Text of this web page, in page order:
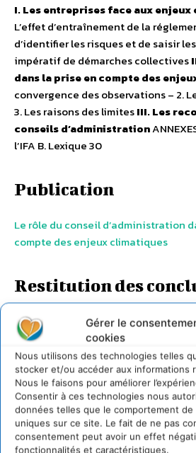
Gérer le
cookies
Nous utilisons des technologies telles
stocker et/ou accéder aux informations
Nous le faisons pour améliorer
Consentir à ces technologies nous
données telles que le comportement de
uniques sur ce site. Le fait de ne pas
consentement peut avoir un effet
fonctionnalités et caractéristiques.
I. Les entreprises face aux
L’effet d’entraînement de la
d’identifier les risques et de saisir
impératif de démarches collectives
dans la prise en compte des
convergence des observations – 2.
3. Les raisons des limitesIII. Les
conseils d’administration
l’IFA B. Lexique 30
Publication
Le rôle du conseil d’administration
compte des enjeux climatiques
Restitution des
groupe de travail IFA
Conclusions du goupe de travail IFA :
recommandationsRestitution des
de travail IFA